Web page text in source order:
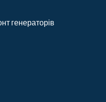
генераторів